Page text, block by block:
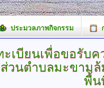
ประมวลภาพกิจกรรม
ะเบียนเพื่อขอรับ
วนตำบลมะขาม
พื้น